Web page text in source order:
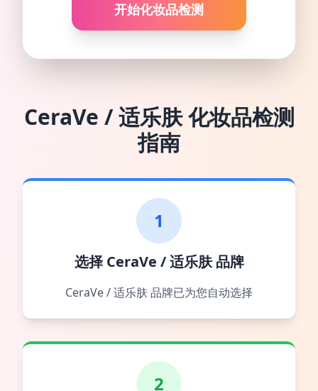
开始化妆品检测
CeraVe / 适乐肤 化妆品检测
指南
1
选择 CeraVe / 适乐肤 品牌
CeraVe / 适乐肤 品牌已为您自动选择
2